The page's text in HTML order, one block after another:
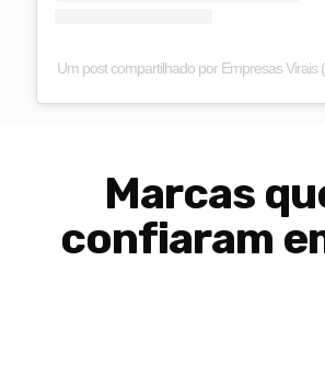
Um post compartilhado por Empresas Virais
Marcas
confiaram